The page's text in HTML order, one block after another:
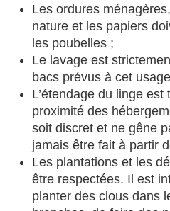
Les ordures
nature et les papiers
les poubelles ;
Le lavage est
bacs prévus à cet
L’étendage du linge est
proximité des
soit discret et ne gêne
jamais être fait à partir
Les plantations et les
être respectées. Il est
planter des clous dans